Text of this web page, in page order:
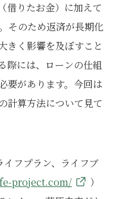
借りたお金）に加えて
そのため返済が長期化
きく影響を及ぼすこと
際には、ローンの仕組
要があります。今回は
計算方法について見て
フプラン、ライフブ
project.com/
）